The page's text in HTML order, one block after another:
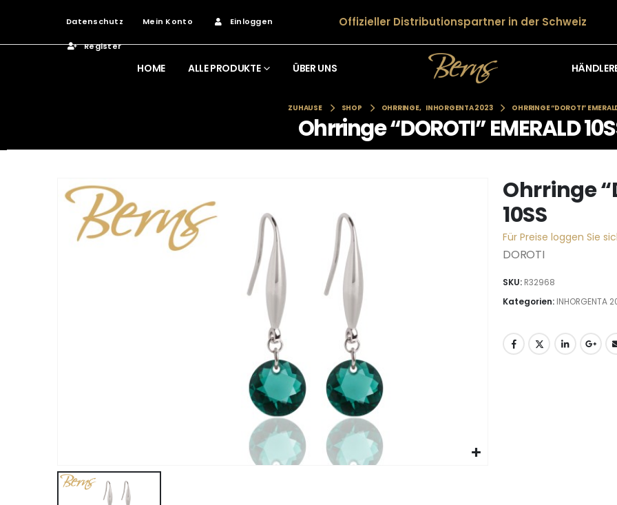
Datenschutz Mein Konto Einloggen
Register
Offizieller Distributionspartner in der Schweiz
HOME ALLE PRODUKTE ÜBER UNS
ZUHAUSE SHOP OHRRINGE, INHORGENTA 2023 OHRRINGE “DOROTI”
Ohrringe “DOROTI” EMERALD
Ohrringe
10SS
Für Preise loggen Sie
DOROTI
SKU: R32968
Kategorien: INHORGENTA